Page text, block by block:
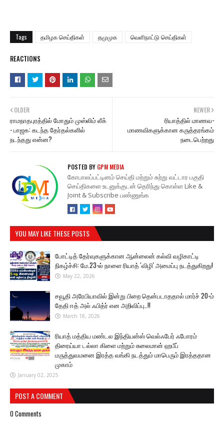
Tags தமிழக செய்திகள் தமுமுக வெளிநாட்டு செய்திகள்
REACTIONS
NEWER
ரியாத்தில் மாணவ-
மாணவிகளுக்கான கருத்தரங்கம்
நடைபெற்றது
OLDER
ராமநாதபுரத்தில் மோதும் முஸ்லிம் லீக்
- பாஜக: கடந்த தேர்தல்களில்
நடந்தது என்ன?
POSTED BY GPM MEDIA
கோபாலப்பட்டினம் செய்தி மற்றும் சுற்று வட்டார பகுதி
செய்திகளை உடனுக்குடன் தெரிந்து கொள்ள Like &
Joint & Subscribe பண்ணுங்க
YOU MAY LIKE THESE POSTS
போட்டித் தேர்வுகளுக்கான ஆன்லைன் கல்வி வழிகாட்டி
நிகழ்ச்சி: மே.23-ல் நாளை ரியாத் 'விழி' அமைப்பு நடத்துகிறது!
May 22, 2026
சவூதி அரேபியாவில் இன்று பிறை தென்படாததால் மார்ச் 20-ம்
தேதி ஈத் அல் ஃபித்ர் என அறிவிப்பு..!!
March 18, 2026
ரியாத் மத்திய மண்டல இந்தியன்ஸ் வெல்ஃபேர் ஃபோரம்
திரைய்யா டல்லா கிளை மற்றும் சுலைமான் ஹபீப்
மருத்துவமனை இரத்த வங்கி நடத்தும் மாபெரும் இரத்ததான
முகாம்
January 02, 2025
POST A COMMENT
0 Comments